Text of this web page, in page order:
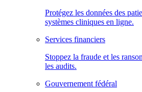
Protégez les données des
systèmes cliniques en ligne.
Services financiers
Stoppez la fraude et les
les audits.
Gouvernement fédéral